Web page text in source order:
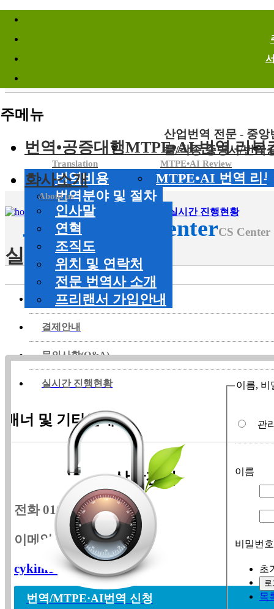
바로가기메뉴
주메뉴
번역•공증대행
Translation
번역비용
번역분야 및 절차
공증대행서비스
MTPE•AI 번역 리뷰
MTPE•AI Review
MTPE•AI 번역 리
회사소개
About us
인사말
연혁
조직도
위치 및 연락처
전문 번역사 소개
프리랜서 가입안내
산업번역 전문 - 중앙
률/각종 증명서/번역
고객센터 CS CenterCS Center
뉴스&공지사항
결제안내
문의사항(Q&A)
실시간 진행현황
배너 및 기타안내
상담전화
전화010-2364-3349
이메일 help@jatrans.net
cykim1218@naver.com
번역/MTPE·AI번역 신청
HOME> 고객센터 실시간 진행현황
실시간 진행현황
글 등록시 입력하신 이름과 암호를 입력하시면 등록하신 내
이름, 비
관
이름
비밀번
초
목